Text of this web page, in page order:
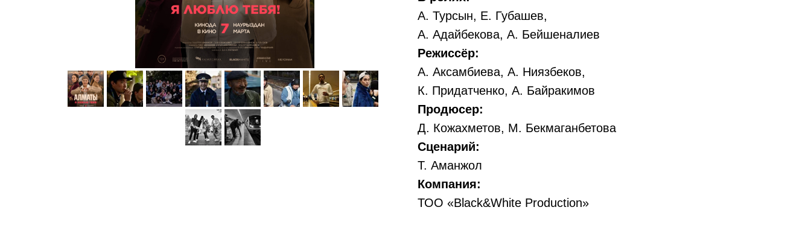
А. Турсын, Е. Губашев,
А. Адайбекова, А. Бейшеналиев
Режиссёр:
А. Аксамбиева, А. Ниязбеков,
К. Придатченко, А. Байракимов
Продюсер:
Д. Кожахметов, М. Бекмаганбетова
Сценарий:
Т. Аманжол
Компания:
ТОО «Black&White Production»